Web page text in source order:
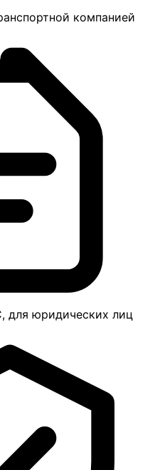
компанией
для юридических лиц